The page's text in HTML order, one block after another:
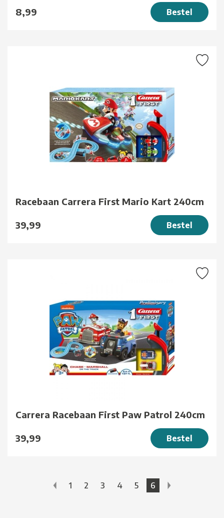
8,99 Bestel
Racebaan Carrera First Mario Kart 240cm
39,99 Bestel
Carrera Racebaan First Paw Patrol 240cm
39,99 Bestel
1 2 3 4 5 6